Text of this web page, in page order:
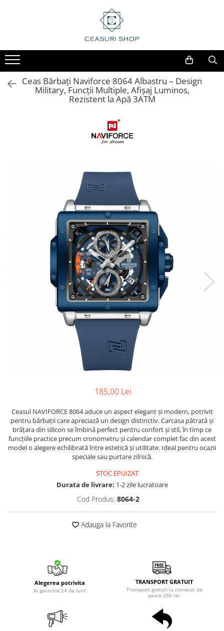
Ceas Bărbați Naviforce 8064 Albastru – Design
Military, Funcții Multiple, Afișaj Luminos,
Rezistent la Apă 3ATM
185,00 Lei
Ceasul NAVIFORCE 8064 aduce un aspect elegant și modern, potrivit
pentru bărbații care apreciază un design distinctiv. Carcasa pătrată și
brățara din silicon se îmbină perfect pentru confort și stil, în timp ce
funcțiile practice precum cronometru și calendar complet fac din acest
model o alegere echilibrată între estetică și utilitate. Ideal pentru ocazii
speciale sau purtare zilnică.
STOC EPUIZAT
Durata de livrare: 1-2 zile lucratoare
Cod Produs: 8064-2
Adauga la Favorite
Alegerea potrivita
Ai garantie 24 de luni!
TRANSPORT GRATUIT
Transport gratuit la comenzi de
peste 250 lei.